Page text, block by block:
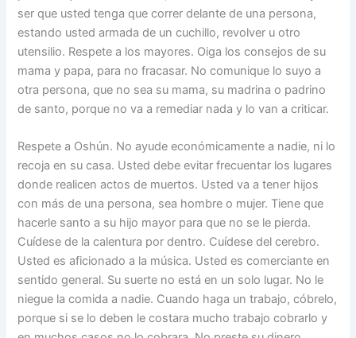
ser que usted tenga que correr delante de una persona,
estando usted armada de un cuchillo, revolver u otro
utensilio. Respete a los mayores. Oiga los consejos de su
mama y papa, para no fracasar. No comunique lo suyo a
otra persona, que no sea su mama, su madrina o padrino
de santo, porque no va a remediar nada y lo van a criticar.
Respete a Oshún. No ayude económicamente a nadie, ni lo
recoja en su casa. Usted debe evitar frecuentar los lugares
donde realicen actos de muertos. Usted va a tener hijos
con más de una persona, sea hombre o mujer. Tiene que
hacerle santo a su hijo mayor para que no se le pierda.
Cuídese de la calentura por dentro. Cuídese del cerebro.
Usted es aficionado a la música. Usted es comerciante en
sentido general. Su suerte no está en un solo lugar. No le
niegue la comida a nadie. Cuando haga un trabajo, cóbrelo,
porque si se lo deben le costara mucho trabajo cobrarlo y